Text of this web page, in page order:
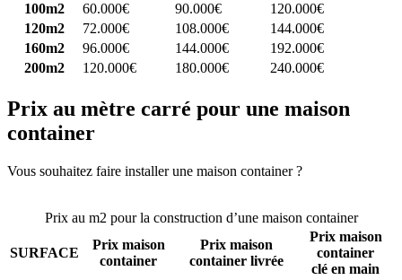
100m2
60.000€ 90.000€
120.000€
120m2
72.000€ 108.000€
144.000€
160m2
96.000€ 144.000€
192.000€
200m2
120.000€ 180.000€ 240.000€
Prix au mètre carré pour une maison
container
Vous souhaitez faire installer une maison container ?
Prix au m2 pour la construction d’une maison container
SURFACE
Prix maison
container
Prix maison
container livrée
Prix maison
container
clé en main